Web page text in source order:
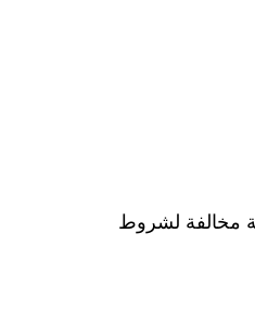
من ضبط 22 حاوية تحتوي على مواد متنوعة مخالفة لشروط